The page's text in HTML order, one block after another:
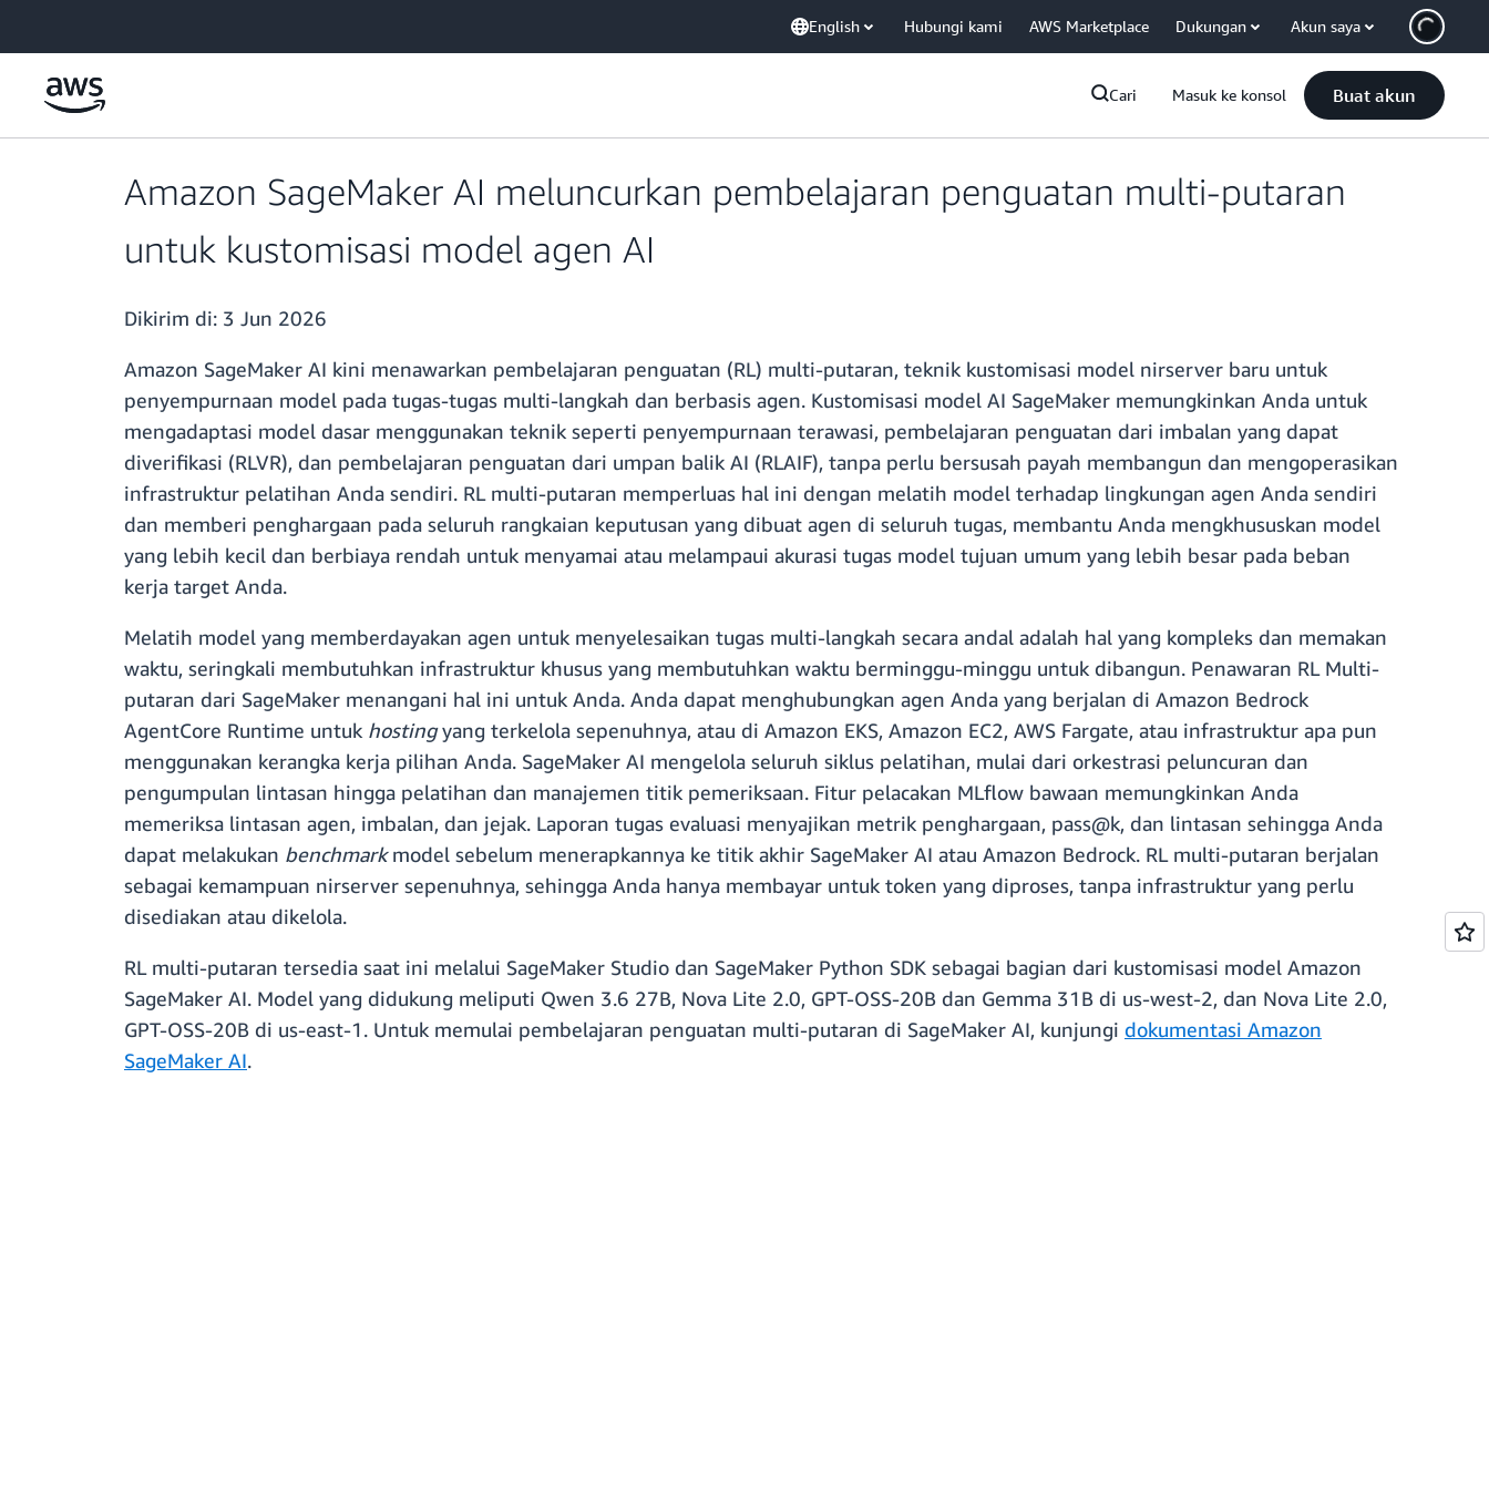
English Hubungi kami AWS Marketplace Dukungan Akun saya
Cari Masuk ke konsol Buat akun
Amazon SageMaker AI meluncurkan pembelajaran penguatan multi-putaran
untuk kustomisasi model agen AI
Dikirim di: 3 Jun 2026
Amazon SageMaker AI kini menawarkan pembelajaran penguatan (RL) multi-putaran, teknik kustomisasi model nirserver baru untuk
penyempurnaan model pada tugas-tugas multi-langkah dan berbasis agen. Kustomisasi model AI SageMaker memungkinkan Anda untuk
mengadaptasi model dasar menggunakan teknik seperti penyempurnaan terawasi, pembelajaran penguatan dari imbalan yang dapat
diverifikasi (RLVR), dan pembelajaran penguatan dari umpan balik AI (RLAIF), tanpa perlu bersusah payah membangun dan mengoperasikan
infrastruktur pelatihan Anda sendiri. RL multi-putaran memperluas hal ini dengan melatih model terhadap lingkungan agen Anda sendiri
dan memberi penghargaan pada seluruh rangkaian keputusan yang dibuat agen di seluruh tugas, membantu Anda mengkhususkan model
yang lebih kecil dan berbiaya rendah untuk menyamai atau melampaui akurasi tugas model tujuan umum yang lebih besar pada beban
kerja target Anda.
Melatih model yang memberdayakan agen untuk menyelesaikan tugas multi-langkah secara andal adalah hal yang kompleks dan memakan
waktu, seringkali membutuhkan infrastruktur khusus yang membutuhkan waktu berminggu-minggu untuk dibangun. Penawaran RL Multi-
putaran dari SageMaker menangani hal ini untuk Anda. Anda dapat menghubungkan agen Anda yang berjalan di Amazon Bedrock
AgentCore Runtime untuk hostingyang terkelola sepenuhnya, atau di Amazon EKS, Amazon EC2, AWS Fargate, atau infrastruktur apa pun
menggunakan kerangka kerja pilihan Anda. SageMaker AI mengelola seluruh siklus pelatihan, mulai dari orkestrasi peluncuran dan
pengumpulan lintasan hingga pelatihan dan manajemen titik pemeriksaan. Fitur pelacakan MLflow bawaan memungkinkan Anda
memeriksa lintasan agen, imbalan, dan jejak. Laporan tugas evaluasi menyajikan metrik penghargaan, pass@k, dan lintasan sehingga Anda
dapat melakukan benchmarkmodel sebelum menerapkannya ke titik akhir SageMaker AI atau Amazon Bedrock. RL multi-putaran berjalan
sebagai kemampuan nirserver sepenuhnya, sehingga Anda hanya membayar untuk token yang diproses, tanpa infrastruktur yang perlu
disediakan atau dikelola.
RL multi-putaran tersedia saat ini melalui SageMaker Studio dan SageMaker Python SDK sebagai bagian dari kustomisasi model Amazon
SageMaker AI. Model yang didukung meliputi Qwen 3.6 27B, Nova Lite 2.0, GPT-OSS-20B dan Gemma 31B di us-west-2, dan Nova Lite 2.0,
GPT-OSS-20B di us-east-1. Untuk memulai pembelajaran penguatan multi-putaran di SageMaker AI, kunjungi dokumentasi Amazon
SageMaker AI.